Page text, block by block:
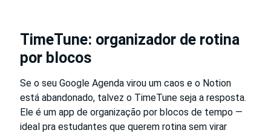
TimeTune: organizador de rotina
por blocos
Se o seu Google Agenda virou um caos e o Notion
está abandonado, talvez o TimeTune seja a resposta.
Ele é um app de organização por blocos de tempo —
ideal pra estudantes que querem rotina sem virar